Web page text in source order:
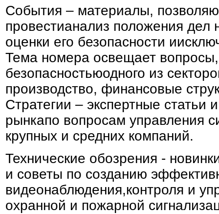
События – материалы,
провестианализ положения дел
оценки его безопасности
Тема номера освещает
безопасностьюодного из
производство, финансовые
Стратегии – экспертные статьи
рынкапо вопросам управления
крупных и средних компаний.
Технические обозрения -
и советы по созданию
видеонаблюдения,контроля и
охранной и пожарной